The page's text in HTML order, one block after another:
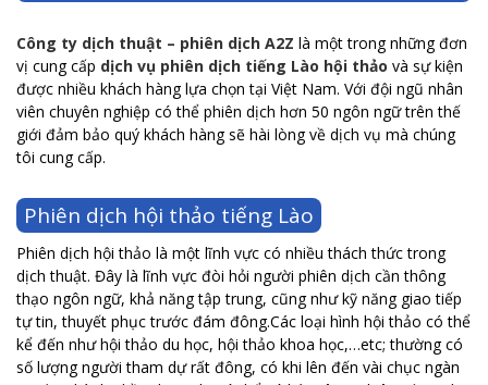
Công ty dịch thuật – phiên dịch A2Z là một trong những đơn
vị cung cấp dịch vụ phiên dịch tiếng Lào hội thảo và sự kiện
được nhiều khách hàng lựa chọn tại Việt Nam. Với đội ngũ nhân
viên chuyên nghiệp có thể phiên dịch hơn 50 ngôn ngữ trên thế
giới đảm bảo quý khách hàng sẽ hài lòng về dịch vụ mà chúng
tôi cung cấp.
Phiên dịch hội thảo tiếng Lào
Phiên dịch hội thảo là một lĩnh vực có nhiều thách thức trong
dịch thuật. Đây là lĩnh vực đòi hỏi người phiên dịch cần thông
thạo ngôn ngữ, khả năng tập trung, cũng như kỹ năng giao tiếp
tự tin, thuyết phục trước đám đông.Các loại hình hội thảo có thể
kể đến như hội thảo du học, hội thảo khoa học,…etc; thường có
số lượng người tham dự rất đông, có khi lên đến vài chục ngàn